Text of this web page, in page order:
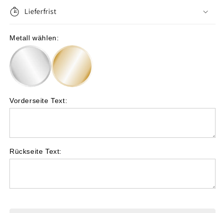
55.
Personalisierte
Münze
Münze
Lieferfrist
Metall wählen:
Vorderseite Text:
Rückseite Text: